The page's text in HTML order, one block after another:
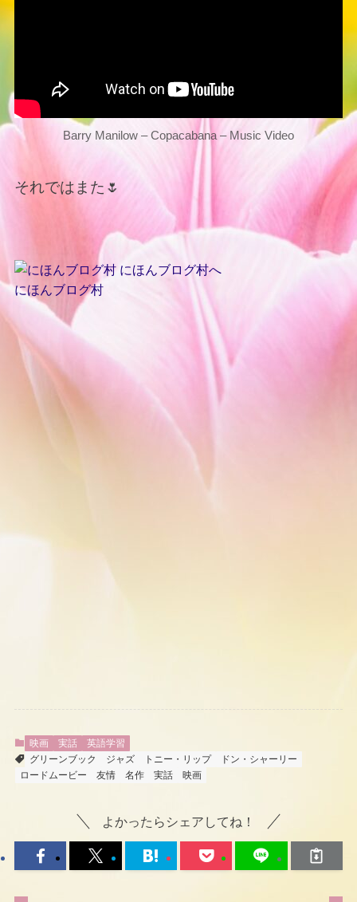
Barry Manilow – Copacabana – Music Video
それではまた🌷
にほんブログ村
映画 実話
英語学習
グリーンブック
ジャズ トニー・リップ
ドン・シャーリー
ロードムービー
友情 名作 実話 映画
よかったらシェアしてね！